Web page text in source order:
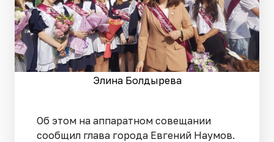
Элина Болдырева
Об этом на аппаратном совещании
сообщил глава города Евгений Наумов.